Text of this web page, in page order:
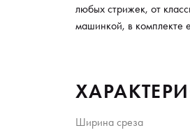
любых стрижек, от
машинкой, в комплекте
Ширина среза